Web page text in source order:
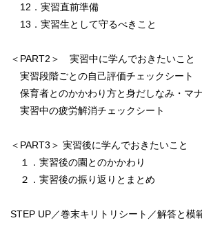
12．実習直前準備
13．実習生として守るべきこと
＜PART2＞ 実習中に学んでおきたいこと
実習段階ごとの自己評価チェックシート
保育者とのかかわり方と身だしなみ・マ
実習中の疲労解消チェックシート
＜PART3＞ 実習後に学んでおきたいこと
１．実習後の園とのかかわり
２．実習後の振り返りとまとめ
STEP UP／巻末キリトリシート／解答と模